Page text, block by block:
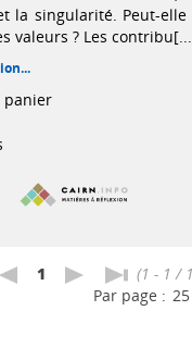
la singularité. Peut-elle
valeurs ? Les
panier
1
(1 - 1 /
Par page : 25